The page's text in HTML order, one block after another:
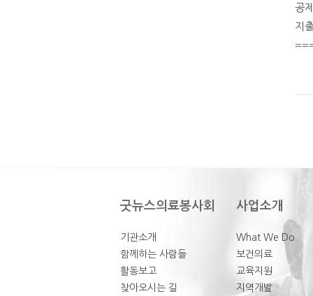
공
지
굿뉴스의료봉사회
기관소개
함께하는 사람들
활동보고
찾아오시는 길
사업소개
What We Do
보건의료
교육지원
지역개발